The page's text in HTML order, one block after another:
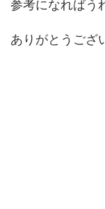
参考になればう
ありがとうござ